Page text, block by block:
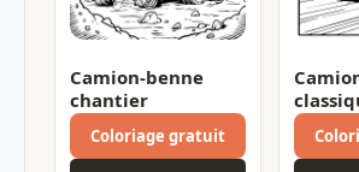
Camion-benne
chantier
Coloriage gratuit